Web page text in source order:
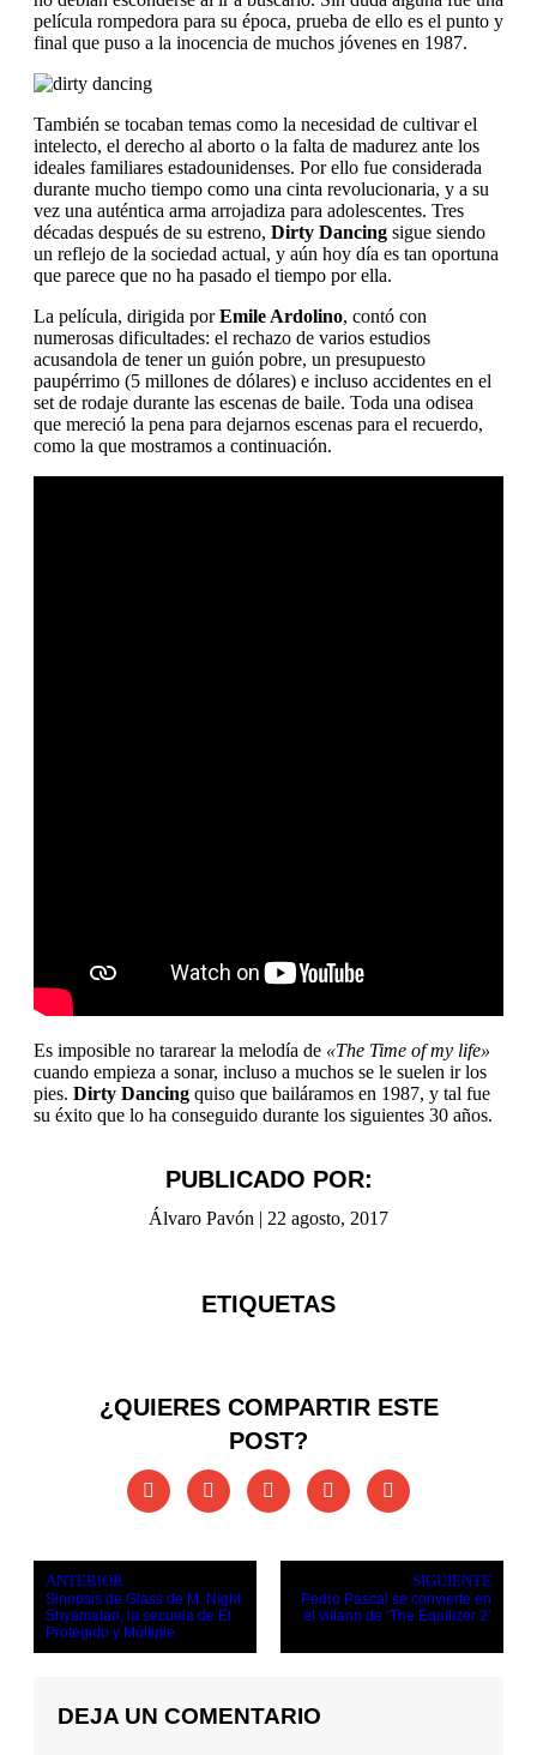
película rompedora para su época, prueba de ello es el punto y
final que puso a la inocencia de muchos jóvenes en 1987.
También se tocaban temas como la necesidad de cultivar el
intelecto, el derecho al aborto o la falta de madurez ante los
ideales familiares estadounidenses. Por ello fue considerada
durante mucho tiempo como una cinta revolucionaria, y a su
vez una auténtica arma arrojadiza para adolescentes. Tres
décadas después de su estreno, Dirty Dancing sigue siendo
un reflejo de la sociedad actual, y aún hoy día es tan oportuna
que parece que no ha pasado el tiempo por ella.
La película, dirigida porEmile Ardolino, contó con
numerosas dificultades: el rechazo de varios estudios
acusandola de tener un guión pobre, un presupuesto
paupérrimo (5 millones de dólares) e incluso accidentes en el
set de rodaje durante las escenas de baile. Toda una odisea
que mereció la pena para dejarnos escenas para el recuerdo,
como la que mostramos a continuación.
Es imposible no tararear la melodía de «The Time of my life»
cuando empieza a sonar, incluso a muchos se le suelen ir los
pies. Dirty Dancing quiso que bailáramos en 1987, y tal fue
su éxito que lo ha conseguido durante los siguientes 30 años.
PUBLICADO POR:
Álvaro Pavón | 22 agosto, 2017
ETIQUETAS
¿QUIERES COMPARTIR ESTE
POST?
ANTERIOR
Sinopsis de Glass de M. Night
Shyamalan, la secuela de El
Protegido y Múltiple
SIGUIENTE
Pedro Pascal se convierte en
el villano de ‘The Equilizer 2’
DEJA UN COMENTARIO